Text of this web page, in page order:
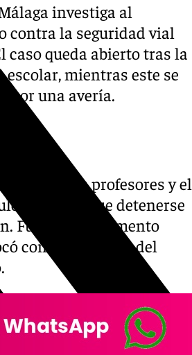
investiga al
contra la seguridad vial
caso queda abierto tras la
escolar, mientras este se
por una avería.
dos profesores y el
tuvieron que detenerse
Fue en ese momento
contra el lateral del